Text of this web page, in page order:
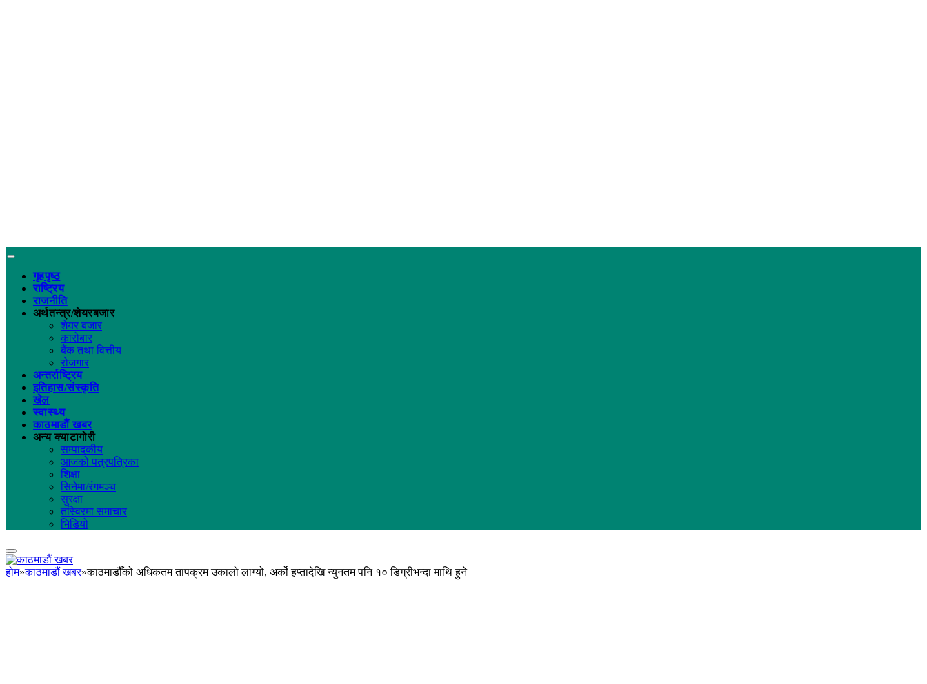
गृहपृष्ठ
राष्ट्रिय
राजनीति
अर्थतन्त्र/शेयरबजार
शेयर बजार
कारोबार
बैंक तथा वित्तीय
रोजगार
अन्तर्राष्ट्रिय
इतिहास/संस्कृति
खेल
स्वास्थ्य
काठमाडौं खबर
अन्य क्याटागोरी
सम्पादकीय
आजको पत्रपत्रिका
शिक्षा
सिनेमा/रंगमञ्च
सुरक्षा
तस्विरमा समाचार
भिडियो
होम»काठमाडौं खबर»काठमाडौँको अधिकतम तापक्रम उकालो लाग्यो, अर्को हप्तादेखि न्युनतम पनि १० डिग्रीभन्दा माथि हुने